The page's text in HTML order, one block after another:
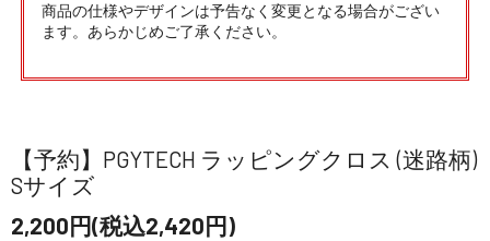
商品の仕様やデザインは予告なく変更となる場合がござい
ます。あらかじめご了承ください。
【予約】PGYTECH ラッピングクロス (迷路柄)
Sサイズ
2,200円(税込2,420円)